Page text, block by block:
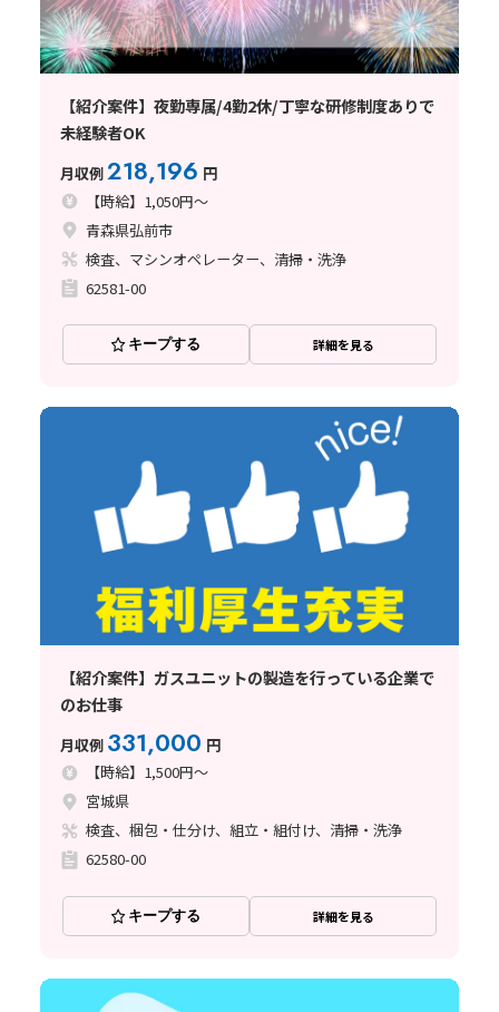
【紹介案件】夜勤専属/4勤2休/丁寧な研修制度ありで
未経験者OK
月収例218,196 円
【時給】1,050円～
青森県弘前市
検査、マシンオペレーター、清掃・洗浄
62581-00
キープする 詳細を見る
【紹介案件】ガスユニットの製造を行っている企業で
のお仕事
月収例 331,000 円
【時給】1,500円～
宮城県
検査、梱包・仕分け、組立・組付け、清掃・洗浄
62580-00
キープする 詳細を見る